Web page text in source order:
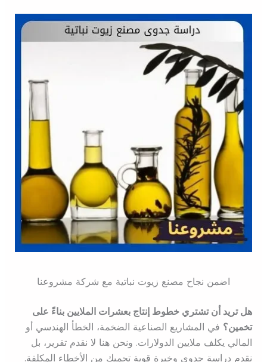
اضمن نجاح مصنع زيوت نباتية مع شركة مشروعنا
هل تريد أن تشتري خطوط إنتاج بعشرات الملايين بناءً على
تخمين؟في المشاريع الصناعية الضخمة، الخطأ الهندسي أو
المالي يكلف ملايين الدولارات. ونحن هنا لا نقدم تقرير، بل
نقدم دراسة جدوى وخبرة قوية تحميك من الأخطاء المكلفة.